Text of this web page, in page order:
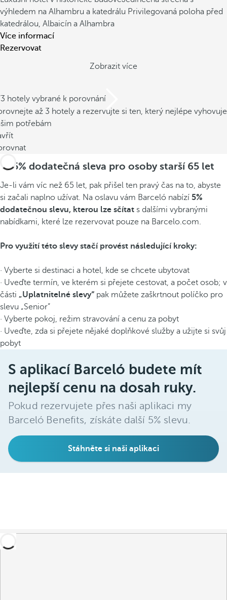
výhledem na Alhambru a katedrálu Privilegovaná poloha před
katedrálou, Albaicín a Alhambra
Více informací
Rezervovat
Zobrazit více
hotely vybrané k porovnání
až 3 hotely a rezervujte si ten, který nejlépe vyhovuje
potřebám
5% dodatečná sleva pro osoby starší 65 let
Je-li vám víc než 65 let, pak přišel ten pravý čas na to, abyste
si začali naplno užívat. Na oslavu vám Barceló nabízí 5%
dodatečnou slevu, kterou lze sčítat s dalšími vybranými
nabídkami, které lze rezervovat pouze na Barcelo.com.
Pro využití této slevy stačí provést následující kroky:
· Vyberte si destinaci a hotel, kde se chcete ubytovat
· Uveďte termín, ve kterém si přejete cestovat, a počet osob; v
části „Uplatnitelné slevy“ pak můžete zaškrtnout políčko pro
slevu „Senior”
· Vyberte pokoj, režim stravování a cenu za pobyt
· Uveďte, zda si přejete nějaké doplňkové služby a užijte si svůj
pobyt
S aplikací Barceló budete mít
nejlepší cenu na dosah ruky.
Pokud rezervujete přes naši aplikaci my
Barceló Benefits, získáte další 5% slevu.
Stáhněte si naši aplikaci